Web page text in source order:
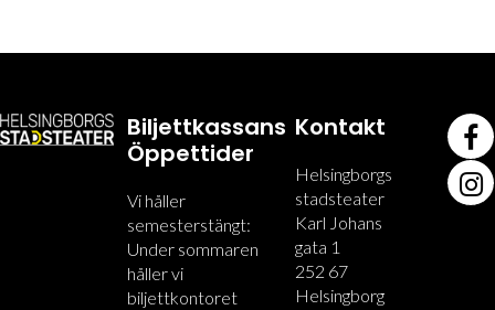
Biljettkassans
Öppettider
Vi håller
semesterstängt:
Under sommaren
håller vi
biljettkontoret
Kontakt
Helsingborgs
stadsteater
Karl Johans
gata 1
252 67
Helsingborg